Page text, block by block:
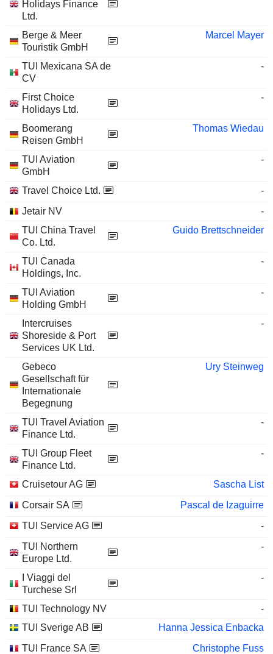
Holidays Finance
Ltd.
Berge & Meer
Touristik GmbH
Marcel Mayer
TUI Mexicana SA de
CV
-
First Choice
Holidays Ltd.
-
Boomerang
Reisen GmbH
Thomas Wiedau
TUI Aviation
GmbH
-
Travel Choice Ltd.
-
Jetair NV
-
TUI China Travel
Co. Ltd.
Guido Brettschneider
TUI Canada
Holdings, Inc.
-
TUI Aviation
Holding GmbH
-
Intercruises
Shoreside & Port
Services UK Ltd.
-
Gebeco
Gesellschaft für
Internationale
Begegnung
Ury Steinweg
TUI Travel Aviation
Finance Ltd.
-
TUI Group Fleet
Finance Ltd.
-
Cruisetour AG
Sascha List
Corsair SA
Pascal de Izaguirre
TUI Service AG
-
TUI Northern
Europe Ltd.
-
I Viaggi del
Turchese Srl
-
TUI Technology NV
-
TUI Sverige AB
Hanna Jessica Enbacka
TUI France SA
Christophe Fuss